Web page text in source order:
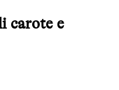
carote e